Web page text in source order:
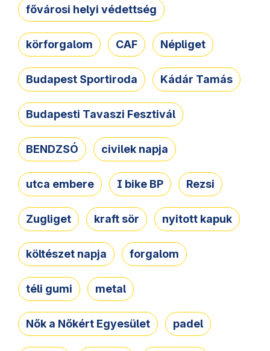
fővárosi helyi védettség
körforgalom CAF Népliget
Budapest Sportiroda Kádár Tamás
Budapesti Tavaszi Fesztivál
BENDZSÓ civilek napja
utca embere I bike BP Rezsi
Zugliget kraft sör nyitott kapuk
költészet napja forgalom
téli gumi metal
Nők a Nőkért Egyesület padel